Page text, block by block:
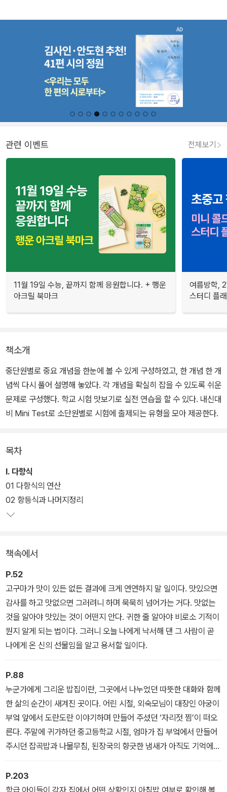
관련 이벤트 전체보기
11월 19일 수능, 끝까지 함께 응원합니다. + 행운
아크릴 북마크
여름방학,
스터디 플
책소개
중단원별로 중요 개념을 한눈에 볼 수 있게 구성하였고, 한 개념 한 개
념씩 다시 풀어 설명해 놓았다. 각 개념을 확실히 잡을 수 있도록 쉬운
문제로 구성했다. 학교 시험 맛보기로 실전 연습을 할 수 있다. 내신대
비 Mini Test로 소단원별로 시험에 출제되는 유형을 모아 제공한다.
목차
Ⅰ. 다항식
01 다항식의 연산
02 항등식과 나머지정리
책속에서
P.52
고구마가 맛이 있든 없든 결과에 크게 연연하지 말 일이다. 맛있으면
감사를 하고 맛없으면 그러려니 하며 묵묵히 넘어가는 거다. 맛없는
것을 알아야 맛있는 것이 어떤지 안다. 귀한 줄 알아야 비로소 기적이
뭔지 알게 되는 법이다. 그러니 오늘 나에게 낙서해 댄 그 사람이 곧
나에게 온 신의 선물임을 알고 용서할 일이다.
P.88
누군가에게 그리운 밥집이란, 그곳에서 나누었던 따뜻한 대화와 함께
한 삶의 순간이 새겨진 곳이다. 어린 시절, 외숙모님이 대장인 아궁이
부엌 앞에서 도란도란 이야기하며 만들어 주셨던 ‘자리젓 찜’이 떠오
른다. 주말에 귀가하던 중고등학교 시절, 엄마가 집 부엌에서 만들어
주시던 잡곡밥과 나물무침, 된장국의 향긋한 냄새가 아직도 기억에
생생하다.
P.203